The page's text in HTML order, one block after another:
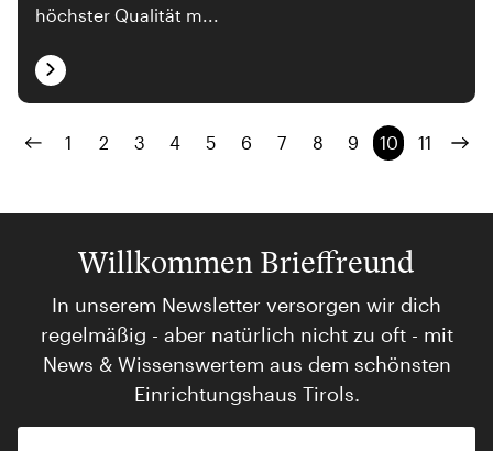
höchster Qualität m...
1 2 3 4 5 6 7 8 9 10 11
Willkommen Brieffreund
In unserem Newsletter versorgen wir dich
regelmäßig - aber natürlich nicht zu oft - mit
News & Wissenswertem aus dem schönsten
Einrichtungshaus Tirols.